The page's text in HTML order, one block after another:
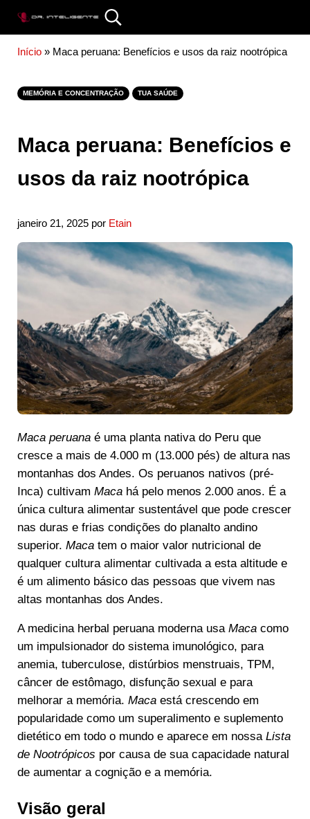
DR. INTELIGENTE
Search...
Início» Maca peruana: Benefícios e usos da raiz nootrópica
MEMÓRIA E CONCENTRAÇÃO TUA SAÚDE
Maca peruana: Benefícios e
usos da raiz nootrópica
janeiro 21, 2025 por Etain
Maca peruanaé uma planta nativa do Peru que
cresce a mais de 4.000 m (13.000 pés) de altura nas
montanhas dos Andes. Os peruanos nativos (pré-
Inca) cultivam Macahá pelo menos 2.000 anos. É a
única cultura alimentar sustentável que pode crescer
nas duras e frias condições do planalto andino
superior. Macatem o maior valor nutricional de
qualquer cultura alimentar cultivada a esta altitude e
é um alimento básico das pessoas que vivem nas
altas montanhas dos Andes.
A medicina herbal peruana moderna usa Macacomo
um impulsionador do sistema imunológico, para
anemia, tuberculose, distúrbios menstruais, TPM,
câncer de estômago, disfunção sexual e para
melhorar a memória. Macaestá crescendo em
popularidade como um superalimento e suplemento
dietético em todo o mundo e aparece em nossa Lista
de Nootrópicos por causa de sua capacidade natural
de aumentar a cognição e a memória.
Visão geral